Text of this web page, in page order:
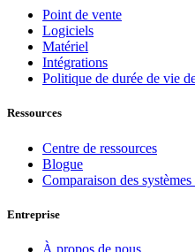
Point de vente
Logiciels
Matériel
Intégrations
Politique de durée de vie
Ressources
Centre de ressources
Blogue
Comparaison des
Entreprise
À propos de nous